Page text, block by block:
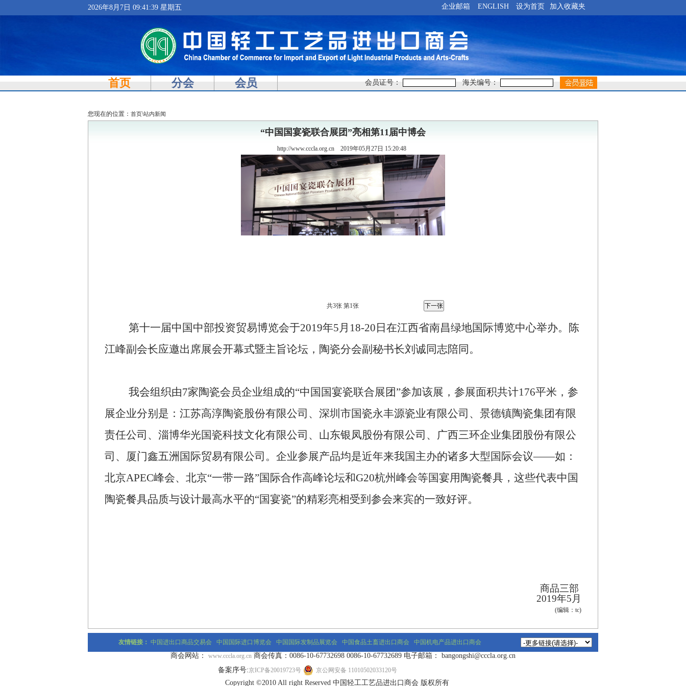
2026年8月7日 09:41:40 星期五 企业邮箱 ENGLISH 设为首页 加入收藏夹
首页 分会 会员 会员证号： 海关编号：
您现在的位置： 首页\站内新闻
“中国国宴瓷联合展团”亮相第11届中博会
http://www.cccla.org.cn 2019年05月27日 15:20:48
共3张 第1张
第十一届中国中部投资贸易博览会于2019年5月 18-20 日在江西省南昌绿地国际博览中心举办。陈
江峰副会长应邀出席展会开幕式暨主旨论坛，陶瓷分会副秘书长刘诚同志陪同。
我会组织由7家陶瓷会员企业组成的“中国国宴瓷联合展团”参加该展，参展面积共计176平米，参
展企业分别是：江苏高淳陶瓷股份有限公司、深圳市国瓷永丰源瓷业有限公司、景德镇陶瓷集团有限
责任公司、淄博华光国瓷科技文化有限公司、山东银凤股份有限公司、广西三环企业集团股份有限公
司、厦门鑫五洲国际贸易有限公司。企业参展产品均是近年来我国主办的诸多大型国际会议——如：
北京APEC峰会、北京“一带一路”国际合作高峰论坛和G20杭州峰会等国宴用陶瓷餐具，这些代表中国
陶瓷餐具品质与设计最高水平的“国宴瓷”的精彩亮相受到参会来宾的一致好评。
商品三部
2019年5 月
(编辑：tc)
友情链接： 中国进出口商品交易会 中国国际进口博览会 中国国际发制品展览会 中国食品土畜进出口商会 中国机电产品进出口商会
商会网站： www.cccla.org.cn 商会传真：0086-10-67732698 0086-10-67732689 电子邮箱： bangongshi@cccla.org.cn
备案序号:京ICP备20019723号 京公网安备 11010502033120号
Copyright ©2010 All right Reserved 中国轻工工艺品进出口商会 版权所有